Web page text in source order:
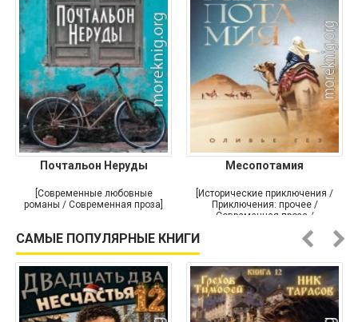
Почтальон Неруды
[Современные любовные
романы / Современная проза]
Месопотамия
[Исторические приключения /
Приключения: прочее /
Современная проза /
САМЫЕ ПОПУЛЯРНЫЕ КНИГИ